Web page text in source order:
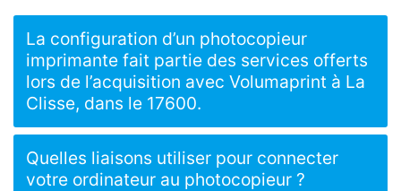
La configuration d’un photocopieur
imprimante fait partie des services offerts
lors de l’acquisition avec Volumaprint à La
Clisse, dans le 17600.
Quelles liaisons utiliser pour connecter
votre ordinateur au photocopieur ?